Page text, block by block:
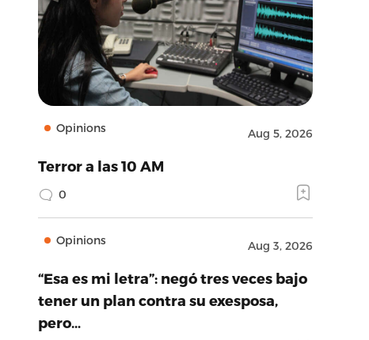
Opinions Aug 5, 2026
Terror a las 10 AM
0
Opinions Aug 3, 2026
“Esa es mi letra”: negó tres veces bajo
tener un plan contra su exesposa,
pero…